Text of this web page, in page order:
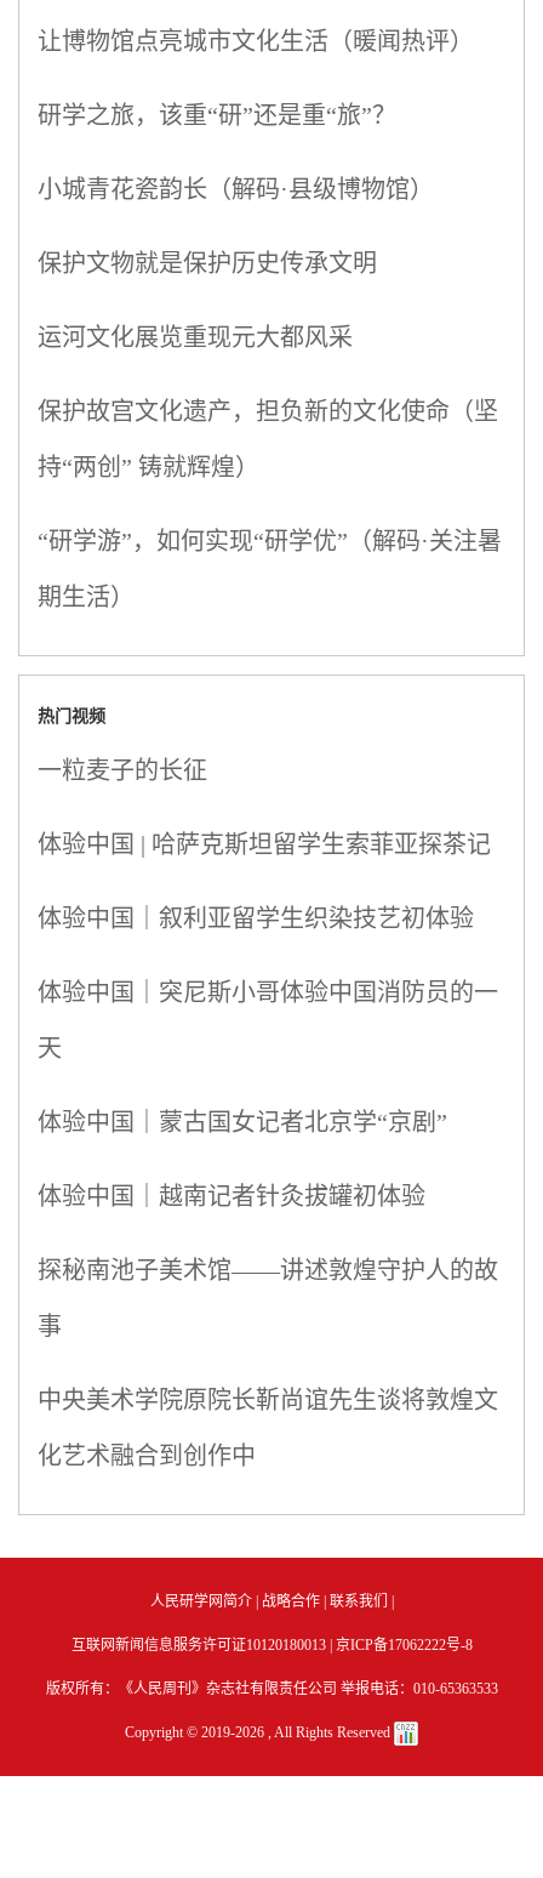
让博物馆点亮城市文化生活（暖闻热评）
研学之旅，该重“研”还是重“旅”？
小城青花瓷韵长（解码·县级博物馆）
保护文物就是保护历史传承文明
运河文化展览重现元大都风采
保护故宫文化遗产，担负新的文化使命（坚
持“两创” 铸就辉煌）
“研学游”，如何实现“研学优”（解码·关注暑
期生活）
热门视频
一粒麦子的长征
体验中国 | 哈萨克斯坦留学生索菲亚探茶记
体验中国｜叙利亚留学生织染技艺初体验
体验中国｜突尼斯小哥体验中国消防员的一
天
体验中国｜蒙古国女记者北京学“京剧”
体验中国｜越南记者针灸拔罐初体验
探秘南池子美术馆——讲述敦煌守护人的故
事
中央美术学院原院长靳尚谊先生谈将敦煌文
化艺术融合到创作中
人民研学网简介| 战略合作| 联系我们
互联网新闻信息服务许可证10120180013 | 京ICP备17062222号-8
版权所有：《人民周刊》杂志社有限责任公司 举报电话：010-65363533
Copyright © 2019-2026 , All Rights Reserved